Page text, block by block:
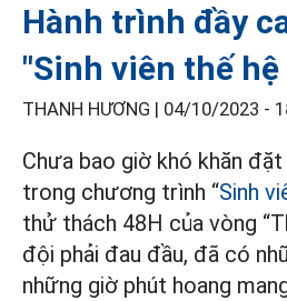
Hành trình đầy
"Sinh viên thế
THANH HƯƠNG | 04/10/2023 -
Chưa bao giờ khó khăn
trong chương trình “Sinh
thử thách 48H của vòng
đội phải đau đầu, đã có
những giờ phút hoang